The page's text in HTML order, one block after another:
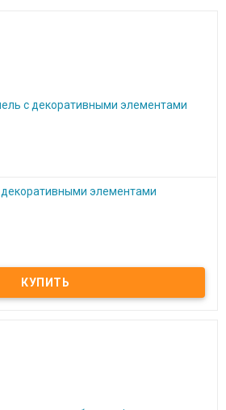
декоративными элементами
элементами